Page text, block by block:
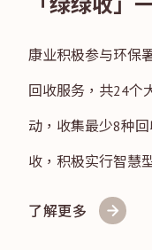
康业积极参与环保
回收服务，共24个
动，收集最少8种
收，积极实行智慧
美好的居住环境。
了解更多